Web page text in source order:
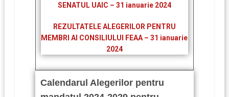
SENATUL UAIC – 31 ianuarie 2024
REZULTATELE ALEGERILOR PENTRU
MEMBRI AI CONSILIULUI FEAA – 31 ianuarie
2024
Calendarul Alegerilor pentru